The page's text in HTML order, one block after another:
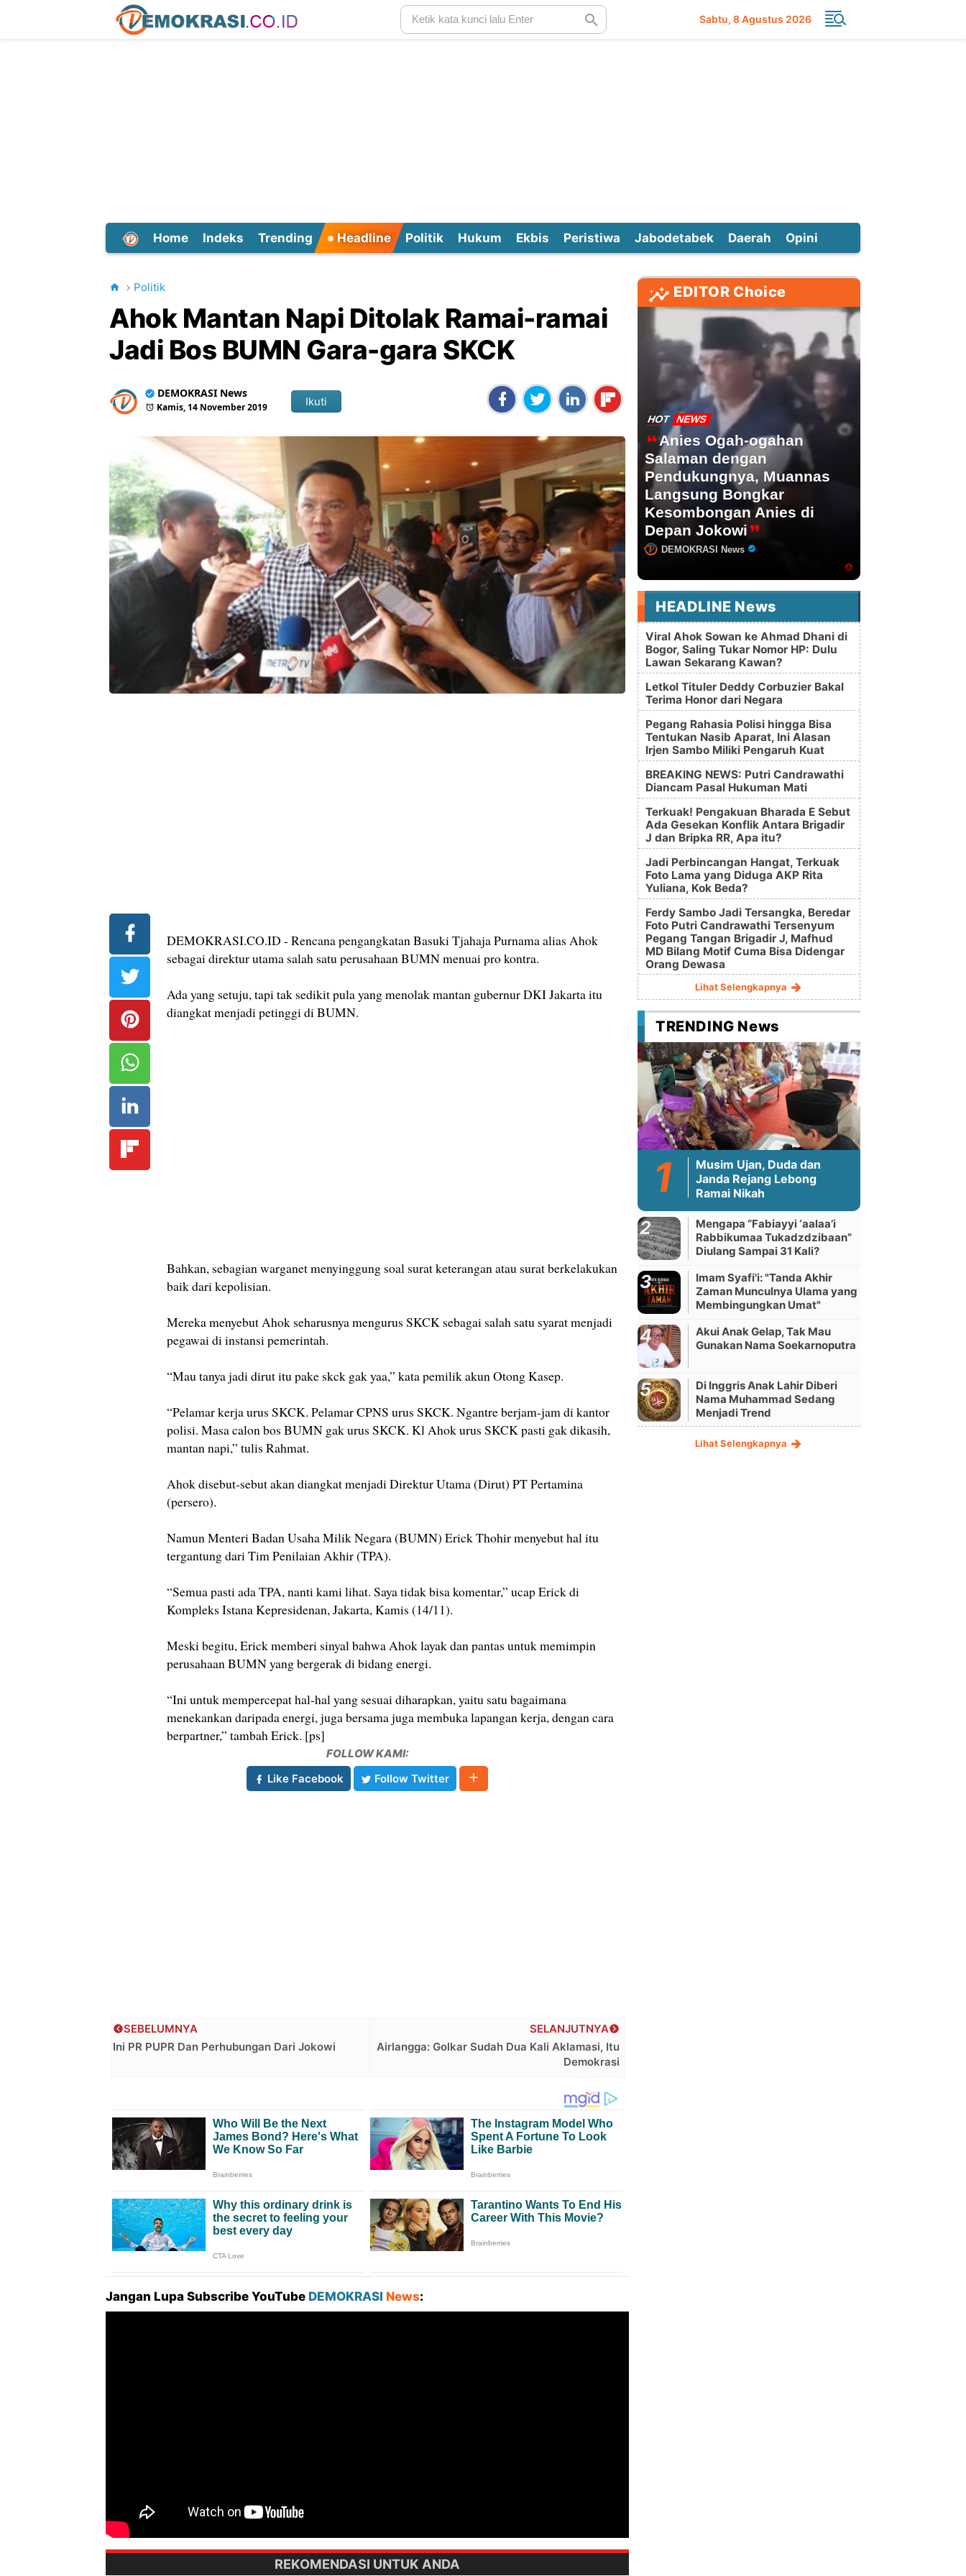
Sabtu 8 Agustus 2026
Home Indeks Trending Headline Politik Hukum Ekbis Peristiwa Jabodetabek Daerah Opini
Politik
Ahok Mantan Napi Ditolak Ramai-ramai
Jadi Bos BUMN Gara-gara SKCK
DEMOKRASI News
Kamis, 14 November 2019 Ikuti
DEMOKRASI.CO.ID - Rencana pengangkatan Basuki Tjahaja Purnama alias Ahok
sebagai direktur utama salah satu perusahaan BUMN menuai pro kontra.
Ada yang setuju, tapi tak sedikit pula yang menolak mantan gubernur DKI Jakarta itu
diangkat menjadi petinggi di BUMN.
Bahkan, sebagian warganet menyinggung soal surat keterangan atau surat berkelakukan
baik dari kepolisian.
Mereka menyebut Ahok seharusnya mengurus SKCK sebagai salah satu syarat menjadi
pegawai di instansi pemerintah.
“Mau tanya jadi dirut itu pake skck gak yaa,” kata pemilik akun Otong Kasep.
“Pelamar kerja urus SKCK. Pelamar CPNS urus SKCK. Ngantre berjam-jam di kantor
polisi. Masa calon bos BUMN gak urus SKCK. Kl Ahok urus SKCK pasti gak dikasih,
mantan napi,” tulis Rahmat.
Ahok disebut-sebut akan diangkat menjadi Direktur Utama (Dirut) PT Pertamina
(persero).
Namun Menteri Badan Usaha Milik Negara (BUMN) Erick Thohir menyebut hal itu
tergantung dari Tim Penilaian Akhir (TPA).
“Semua pasti ada TPA, nanti kami lihat. Saya tidak bisa komentar,” ucap Erick di
Kompleks Istana Kepresidenan, Jakarta, Kamis (14/11).
Meski begitu, Erick memberi sinyal bahwa Ahok layak dan pantas untuk memimpin
perusahaan BUMN yang bergerak di bidang energi.
“Ini untuk mempercepat hal-hal yang sesuai diharapkan, yaitu satu bagaimana
menekankan daripada energi, juga bersama juga membuka lapangan kerja, dengan cara
berpartner,” tambah Erick. [ps]
FOLLOW KAMI:
Like Facebook
Follow Twitter
SELANJUTNYA
Airlangga: Golkar Sudah Dua Kali Aklamasi, Itu
Demokrasi
SEBELUMNYA
Ini PR PUPR Dan Perhubungan Dari Jokowi
Jangan Lupa Subscribe YouTube DEMOKRASI News:
REKOMENDASI UNTUK ANDA
EDITOR Choice
HOT NEWS
Anies Ogah-ogahan
Salaman dengan
Pendukungnya, Muannas
Langsung Bongkar
Kesombongan Anies di
Depan Jokowi
DEMOKRASI News
HEADLINE News
Viral Ahok Sowan ke Ahmad Dhani di
Bogor, Saling Tukar Nomor HP: Dulu
Lawan Sekarang Kawan?
Letkol Tituler Deddy Corbuzier Bakal
Terima Honor dari Negara
Pegang Rahasia Polisi hingga Bisa
Tentukan Nasib Aparat, Ini Alasan
Irjen Sambo Miliki Pengaruh Kuat
BREAKING NEWS: Putri Candrawathi
Diancam Pasal Hukuman Mati
Terkuak! Pengakuan Bharada E Sebut
Ada Gesekan Konflik Antara Brigadir
J dan Bripka RR, Apa itu?
Jadi Perbincangan Hangat, Terkuak
Foto Lama yang Diduga AKP Rita
Yuliana, Kok Beda?
Ferdy Sambo Jadi Tersangka, Beredar
Foto Putri Candrawathi Tersenyum
Pegang Tangan Brigadir J, Mafhud
MD Bilang Motif Cuma Bisa Didengar
Orang Dewasa
Lihat Selengkapnya
TRENDING News
Musim Ujan, Duda dan
Janda Rejang Lebong
Ramai Nikah
Mengapa “Fabiayyi ‘aalaa’i
Rabbikumaa Tukadzdzibaan”
Diulang Sampai 31 Kali?
Imam Syafi'i: "Tanda Akhir
Zaman Munculnya Ulama yang
Membingungkan Umat"
Akui Anak Gelap, Tak Mau
Gunakan Nama Soekarnoputra
Di Inggris Anak Lahir Diberi
Nama Muhammad Sedang
Menjadi Trend
Lihat Selengkapnya